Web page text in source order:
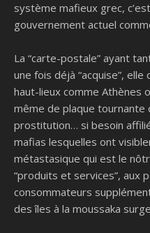
système mafieux grec,
gouvernement actuel
La “carte-postale” ayant
une fois déjà “acquise”,
haut-lieux comme Athènes
même de plaque tournante
prostitution… si besoin
mafias lesquelles ont
métastasique qui est le
“produits et services”, aux
consommateurs
des îles à la moussaka